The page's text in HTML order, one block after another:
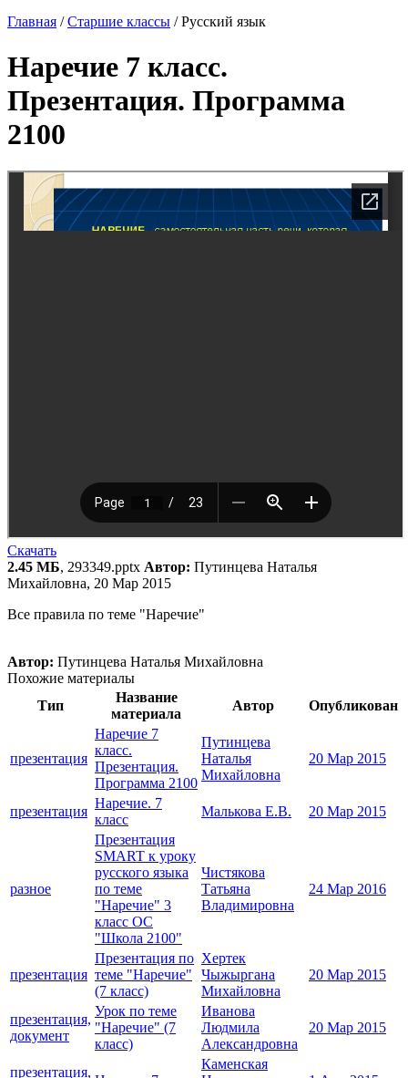
Главная /Старшие классы /Русский язык
Наречие 7 класс.
Презентация. Программа
2100
Скачать
2.45 МБ, 293349.pptx Автор: Путинцева Наталья
Михайловна, 20 Мар 2015
Все правила по теме "Наречие"
Автор: Путинцева Наталья Михайловна
Похожие материалы
Тип
Название
материала
Автор Опубликован
презентация
Наречие 7
класс.
Презентация.
Программа 2100
Путинцева
Наталья
Михайловна
20 Мар 2015
презентация
Наречие. 7
класс
Малькова Е.В. 20 Мар 2015
разное
Презентация
SMART к уроку
русского языка
по теме
"Наречие" 3
класс ОС
"Школа 2100"
Чистякова
Татьяна
Владимировна
24 Мар 2016
презентация
Презентация по
теме "Наречие"
(7 класс)
Хертек
Чыжыргана
Михайловна
20 Мар 2015
презентация,
документ
Урок по теме
"Наречие" (7
класс)
Иванова
Людмила
Александровна
20 Мар 2015
презентация,
Каменская